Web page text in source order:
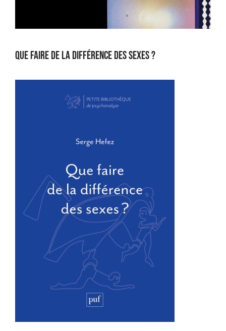
Que faire de la différence des sexes ?